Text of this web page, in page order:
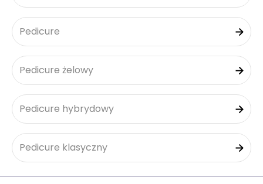
Pedicure
Pedicure żelowy
Pedicure hybrydowy
Pedicure klasyczny